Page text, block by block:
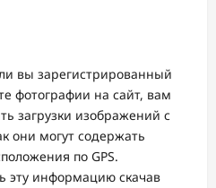
вы зарегистрированный
фотографии на сайт, вам
загрузки изображений с
они могут содержать
по GPS.
эту информацию скачав